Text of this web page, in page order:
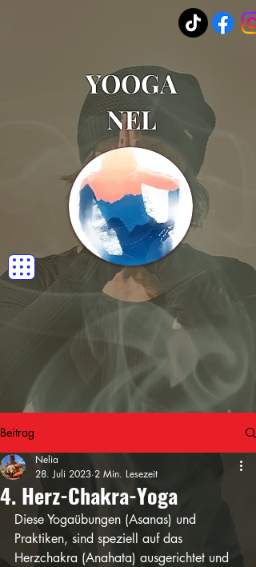
YOOGA
NEL
Beitrag
4. Herz-Chakra-Yoga
Nelia
28. Juli 2023 2 Min. Lesezeit
Diese Yogaübungen (Asanas) und
Praktiken, sind speziell auf das
Herzchakra (Anahata) ausgerichtet und